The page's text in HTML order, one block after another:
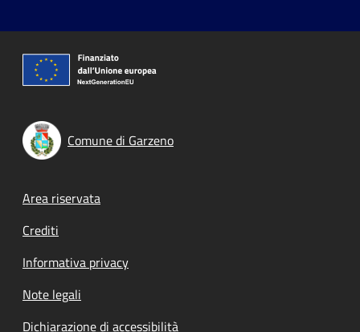
Comune di Garzeno
Footer menu
Area riservata
Crediti
Informativa privacy
Note legali
Dichiarazione di accessibilità